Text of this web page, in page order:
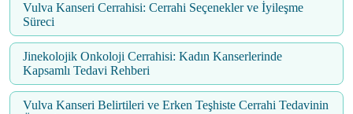
Vulva Kanseri Cerrahisi: Cerrahi Seçenekler ve İyileşme
Süreci
Jinekolojik Onkoloji Cerrahisi: Kadın Kanserlerinde
Kapsamlı Tedavi Rehberi
Vulva Kanseri Belirtileri ve Erken Teşhiste Cerrahi Tedavinin